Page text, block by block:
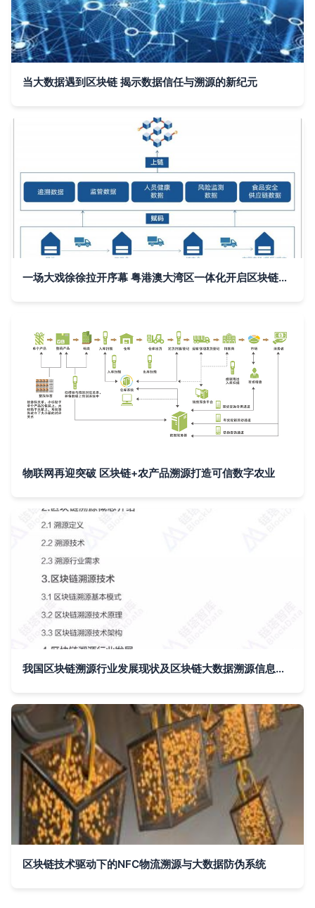
当大数据遇到区块链 揭示数据信任与溯源的新纪元
一场大戏徐徐拉开序幕 粤港澳大湾区一体化开启区块链新时代
物联网再迎突破 区块链+农产品溯源打造可信数字农业
我国区块链溯源行业发展现状及区块链大数据溯源信息追踪系统应用分析
区块链技术驱动下的NFC物流溯源与大数据防伪系统